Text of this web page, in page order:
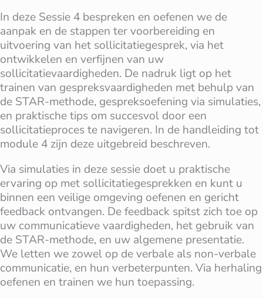
In deze Sessie 4 bespreken en oefenen we de
aanpak en de stappen ter voorbereiding en
uitvoering van het sollicitatiegesprek, via het
ontwikkelen en verfijnen van uw
sollicitatievaardigheden. De nadruk ligt op het
trainen van gespreksvaardigheden met behulp van
de STAR-methode, gespreksoefening via simulaties,
en praktische tips om succesvol door een
sollicitatieproces te navigeren. In de handleiding tot
module 4 zijn deze uitgebreid beschreven.
Via simulaties in deze sessie doet u praktische
ervaring op met sollicitatiegesprekken en kunt u
binnen een veilige omgeving oefenen en gericht
feedback ontvangen. De feedback spitst zich toe op
uw communicatieve vaardigheden, het gebruik van
de STAR-methode, en uw algemene presentatie.
We letten we zowel op de verbale als non-verbale
communicatie, en hun verbeterpunten. Via herhaling
oefenen en trainen we hun toepassing.